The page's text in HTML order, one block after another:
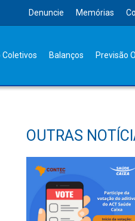
Denuncie Memórias
Balanços Previsão
OUTRAS